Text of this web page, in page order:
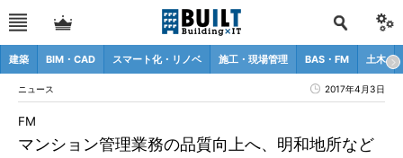
建築 BIM・CAD スマート化・リノベ 施工・現場管理 BAS・FM 土木
ニュース 2017年4月3日
マンション管理業務の品質向上へ、明和地所など
FM